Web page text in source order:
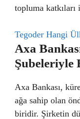
topluma
Tegoder Hangi
Axa
Şubeleriyle
Axa Bankası,
ağa sahip olan
biridir. Şirketin